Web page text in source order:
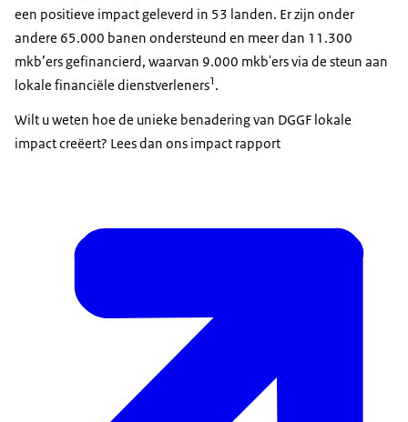
een positieve impact geleverd in 53 landen. Er zijn onder
andere 65.000 banen ondersteund en meer dan 11.300
mkb’ers gefinancierd, waarvan 9.000 mkb'ers via de steun aan
lokale financiële dienstverleners1 .
Wilt u weten hoe de unieke benadering van DGGF lokale
impact creëert? Lees dan ons impact rapport